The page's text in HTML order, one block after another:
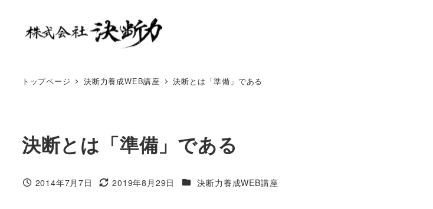
トップページ 決断力養成WEB講座 決断とは「準備」である
決断とは「準備」である
2014年7月7日 2019年8月29日 決断力養成WEB講座